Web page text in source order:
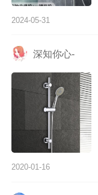
2024-05-31
深知你心-
2020-01-16